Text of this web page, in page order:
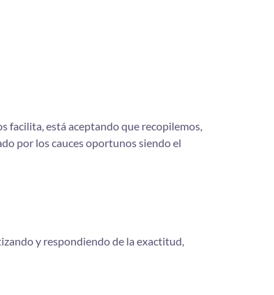
facilita, está aceptando que recopilemos,
por los cauces oportunos siendo el
y respondiendo de la exactitud,